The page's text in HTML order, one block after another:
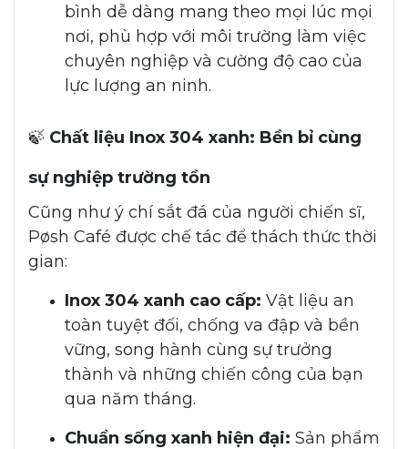
bình dễ dàng mang theo mọi lúc mọi
nơi, phù hợp với môi trường làm việc
chuyên nghiệp và cường độ cao của
lực lượng an ninh.
🍃 Chất liệu Inox 304 xanh: Bền bỉ cùng
sự nghiệp trường tồn
Cũng như ý chí sắt đá của người chiến sĩ,
Pøsh Café được chế tác để thách thức thời
gian:
Inox 304 xanh cao cấp: Vật liệu an
toàn tuyệt đối, chống va đập và bền
vững, song hành cùng sự trưởng
thành và những chiến công của bạn
qua năm tháng.
Chuẩn sống xanh hiện đại: Sản phẩm